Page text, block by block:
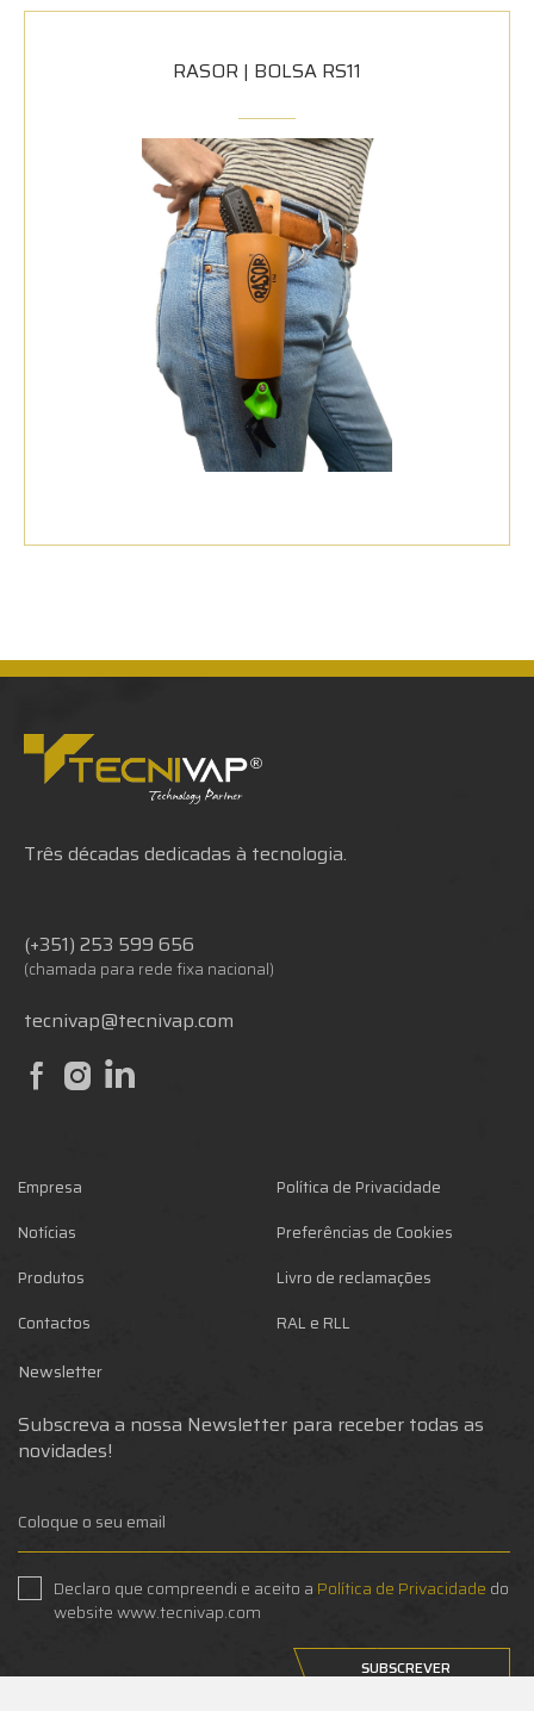
RASOR | BOLSA RS11
Três décadas dedicadas à tecnologia.
(+351) 253 599 656
(chamada para rede fixa nacional)
tecnivap@tecnivap.com
Empresa
Notícias
Produtos
Contactos
Política de Privacidade
Preferências de Cookies
Livro de reclamações
RAL e RLL
Newsletter
Subscreva a nossa Newsletter para receber todas as
novidades!
Declaro que compreendi e aceito a Política de Privacidade do
website www.tecnivap.com
SUBSCREVER